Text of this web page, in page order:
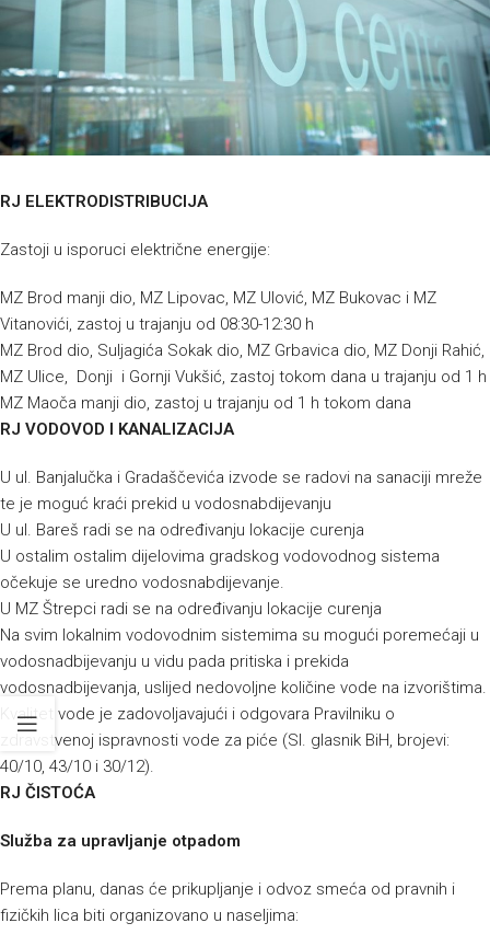
RJ ELEKTRODISTRIBUCIJA
Zastoji u isporuci električne energije:
MZ Brod manji dio, MZ Lipovac, MZ Ulović, MZ Bukovac i MZ
Vitanovići, zastoj u trajanju od 08:30-12:30 h
MZ Brod dio, Suljagića Sokak dio, MZ Grbavica dio, MZ Donji Rahić,
MZ Ulice, Donji i Gornji Vukšić, zastoj tokom dana u trajanju od 1 h
MZ Maoča manji dio, zastoj u trajanju od 1 h tokom dana
RJ VODOVOD I KANALIZACIJA
U ul. Banjalučka i Gradaščevića izvode se radovi na sanaciji mreže
te je moguć kraći prekid u vodosnabdijevanju
U ul. Bareš radi se na određivanju lokacije curenja
U ostalim ostalim dijelovima gradskog vodovodnog sistema
očekuje se uredno vodosnabdijevanje.
U MZ Štrepci radi se na određivanju lokacije curenja
Na svim lokalnim vodovodnim sistemima su mogući poremećaji u
vodosnadbijevanju u vidu pada pritiska i prekida
vodosnadbijevanja, uslijed nedovoljne količine vode na izvorištima.
Kvalitet vode je zadovoljavajući i odgovara Pravilniku o
zdravstvenoj ispravnosti vode za piće (Sl. glasnik BiH, brojevi:
40/10, 43/10 i 30/12).
RJ ČISTOĆA
Služba za upravljanje otpadom
Prema planu, danas će prikupljanje i odvoz smeća od pravnih i
fizičkih lica biti organizovano u naseljima: